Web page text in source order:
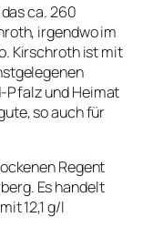
ca. 260
irgendwo im
Kirschroth ist mit
Pfalz und Heimat
so auch für
Regent
Es handelt
12,1 g/l